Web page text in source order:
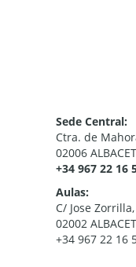
Sede Central:
Ctra. de
02006
+34 967 22 16
Aulas:
C/ Jose
02002
+34 967 22 16